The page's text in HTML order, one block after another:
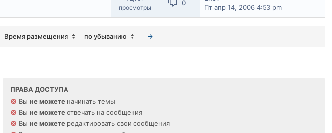
просмотры
0
Пт апр 14, 2006 4:53 pm
Время размещения по убыванию
ПРАВА ДОСТУПА
Вы не можетеначинать темы
Вы не можетеотвечать на сообщения
Вы не можетередактировать свои сообщения